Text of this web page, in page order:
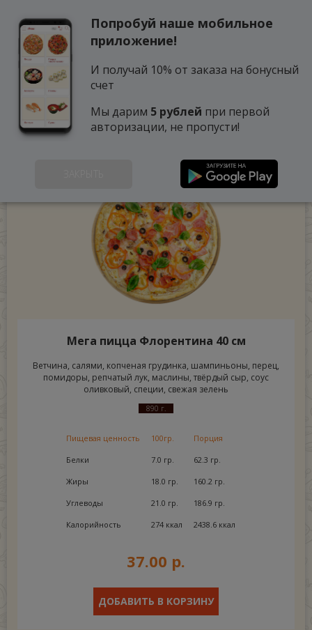
Мега пицца Флорентина 40 см
Ветчина, салями, копченая грудинка, шампиньоны, перец,
помидоры, репчатый лук, маслины, твёрдый сыр, соус
оливковый, специи, свежая зелень
890 г.
Пищевая ценность 100гр. Порция
Белки 7.0 гр. 62.3 гр.
Жиры 18.0 гр. 160.2 гр.
Углеводы 21.0 гр. 186.9 гр.
Калорийность 274 ккал 2438.6 ккал
37.00 р.
ДОБАВИТЬ В КОРЗИНУ
Попробуй наше мобильное
приложение!
И получай 10% от заказа на бонусный
счет
Мы дарим 5 рублей при первой
авторизации, не пропусти!